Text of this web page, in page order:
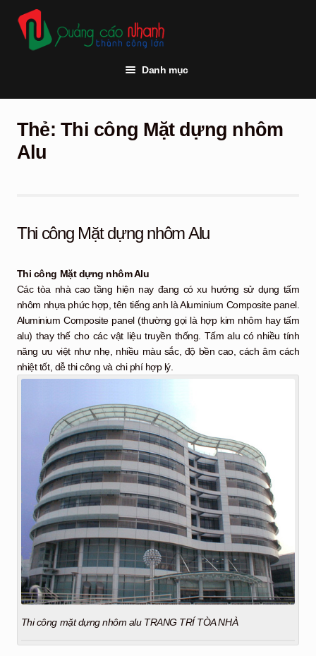
đến
Điều
Chuyển
đến
nội
Danh mục
Thi công quảng cáo
Vật tư quảng cáo
Hỏi đáp
Thẻ:Thi công Mặt dựng nhôm
Alu
Thi công Mặt dựng nhôm Alu
Thi công Mặt dựng nhôm Alu
Các tòa nhà cao tầng hiện nay đang có xu hướng sử dụng tấm
nhôm nhựa phức hợp, tên tiếng anh là Aluminium Composite panel.
Aluminium Composite panel (thường gọi là hợp kim nhôm hay tấm
alu) thay thế cho các vật liệu truyền thống. Tấm alu có nhiều tính
năng ưu việt như nhẹ, nhiều màu sắc, độ bền cao, cách âm cách
nhiệt tốt, dễ thi công và chi phí hợp lý.
Thi công mặt dựng nhôm alu TRANG TRÍ TÒA NHÀ